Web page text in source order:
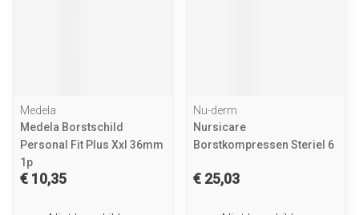
Medela
Medela Borstschild
Personal Fit Plus Xxl 36mm
1p
€ 10,35
Nu-derm
Nursicare
Borstkompressen Steriel 6
€ 25,03